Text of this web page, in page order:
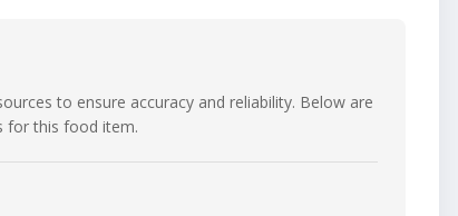
to ensure accuracy and reliability. Below are
for this food item.